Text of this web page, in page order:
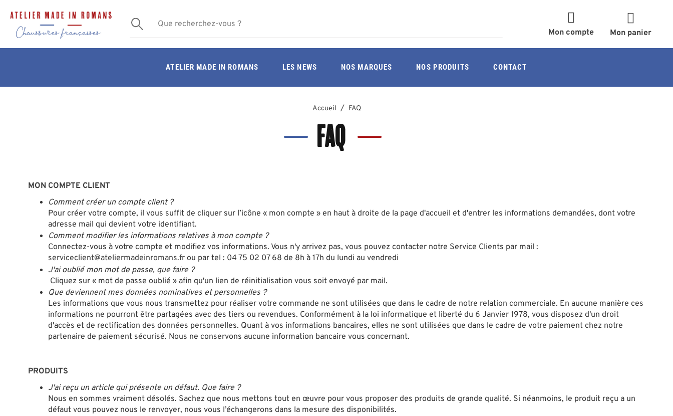
Mon compte Mon panier
ATELIER MADE IN ROMANS LES NEWS NOS MARQUES NOS PRODUITS CONTACT
Accueil FAQ
FAQ
MON COMPTE CLIENT
Comment créer un compte client ?
Pour créer votre compte, il vous suffit de cliquer sur l’icône « mon compte » en haut à droite de la page d'accueil et d'entrer les informations demandées, dont votre
adresse mail qui devient votre identifiant.
Comment modifier les informations relatives à mon compte ?
Connectez-vous à votre compte et modifiez vos informations. Vous n'y arrivez pas, vous pouvez contacter notre Service Clients par mail :
serviceclient@ateliermadeinromans.fr ou par tel : 04 75 02 07 68 de 8h à 17h du lundi au vendredi
J'ai oublié mon mot de passe, que faire ?
Cliquez sur « mot de passe oublié » afin qu'un lien de réinitialisation vous soit envoyé par mail.
Que deviennent mes données nominatives et personnelles ?
Les informations que vous nous transmettez pour réaliser votre commande ne sont utilisées que dans le cadre de notre relation commerciale. En aucune manière ces
informations ne pourront être partagées avec des tiers ou revendues. Conformément à la loi informatique et liberté du 6 Janvier 1978, vous disposez d'un droit
d'accès et de rectification des données personnelles. Quant à vos informations bancaires, elles ne sont utilisées que dans le cadre de votre paiement chez notre
partenaire de paiement sécurisé. Nous ne conservons aucune information bancaire vous concernant.
PRODUITS
J'ai reçu un article qui présente un défaut. Que faire ?
Nous en sommes vraiment désolés. Sachez que nous mettons tout en œuvre pour vous proposer des produits de grande qualité. Si néanmoins, le produit reçu a un
défaut vous pouvez nous le renvoyer, nous vous l’échangerons dans la mesure des disponibilités.